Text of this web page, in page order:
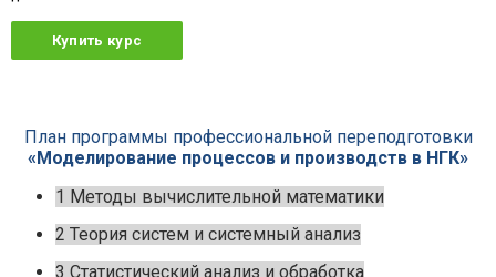
Купить курс
План программы профессиональной переподготовки
«Моделирование процессов и производств в НГК»
1 Методы вычислительной математики
2 Теория систем и системный анализ
3 Статистический анализ и обработка